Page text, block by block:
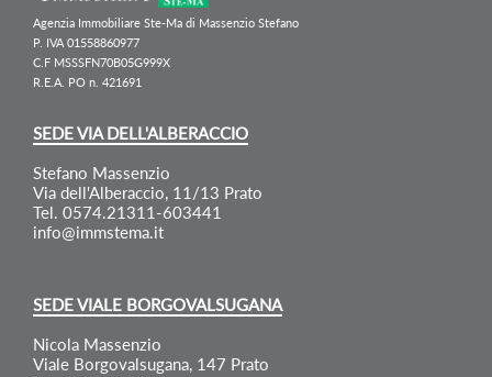
Agenzia Immobiliare Ste-Ma di Massenzio Stefano
P. IVA 01558860977
C.F MSSSFN70B05G999X
R.E.A. PO n. 421691
SEDE VIA DELL'ALBERACCIO
Stefano Massenzio
Via dell'Alberaccio, 11/13 Prato
Tel. 0574.21311-603441
info@immstema.it
SEDE VIALE BORGOVALSUGANA
Nicola Massenzio
Viale Borgovalsugana, 147 Prato